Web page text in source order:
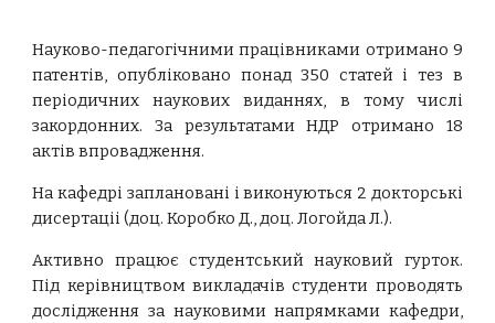
Науково-педагогічними працівниками отримано 9
патентів, опубліковано понад 350 статей і тез в
періодичних наукових виданнях, в тому числі
закордонних. За результатами НДР отримано 18
актів впровадження.
На кафедрі заплановані і виконуються 2 докторські
дисертаціі (доц. Коробко Д., доц. Логойда Л.).
Активно працює студентський науковий гурток.
Під керівництвом викладачів студенти проводять
дослідження за науковими напрямками кафедри,